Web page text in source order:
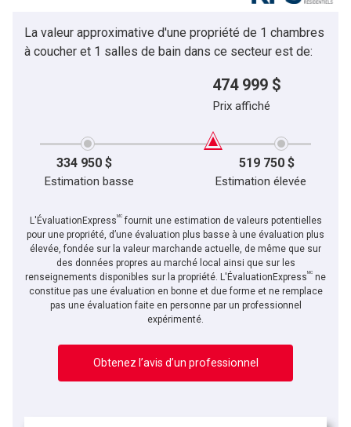
La valeur approximative d'une propriété de 1 chambres
à coucher et 1 salles de bain dans ce secteur est de:
474 999 $
Prix affiché
334 950 $ 519 750 $
Estimation basse Estimation élevée
L'ÉvaluationExpressMCfournit une estimation de valeurs potentielles
pour une propriété, d’une évaluation plus basse à une évaluation plus
élevée, fondée sur la valeur marchande actuelle, de même que sur
des données propres au marché local ainsi que sur les
renseignements disponibles sur la propriété. L'ÉvaluationExpressMC ne
constitue pas une évaluation en bonne et due forme et ne remplace
pas une évaluation faite en personne par un professionnel
expérimenté.
Obtenez l’avis d’un professionnel